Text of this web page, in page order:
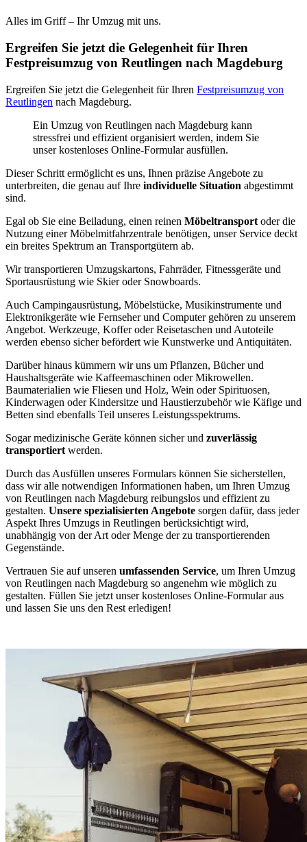
Alles im Griff – Ihr Umzug mit uns.
Ergreifen Sie jetzt die Gelegenheit für Ihren
Festpreisumzug von Reutlingen nach Magdeburg
Ergreifen Sie jetzt die Gelegenheit für Ihren Festpreisumzug von
Reutlingen nach Magdeburg.
Ein Umzug von Reutlingen nach Magdeburg kann
stressfrei und effizient organisiert werden, indem Sie
unser kostenloses Online-Formular ausfüllen.
Dieser Schritt ermöglicht es uns, Ihnen präzise Angebote zu
unterbreiten, die genau auf Ihre individuelle Situation abgestimmt
sind.
Egal ob Sie eine Beiladung, einen reinen Möbeltransport oder die
Nutzung einer Möbelmitfahrzentrale benötigen, unser Service deckt
ein breites Spektrum an Transportgütern ab.
Wir transportieren Umzugskartons, Fahrräder, Fitnessgeräte und
Sportausrüstung wie Skier oder Snowboards.
Auch Campingausrüstung, Möbelstücke, Musikinstrumente und
Elektronikgeräte wie Fernseher und Computer gehören zu unserem
Angebot. Werkzeuge, Koffer oder Reisetaschen und Autoteile
werden ebenso sicher befördert wie Kunstwerke und Antiquitäten.
Darüber hinaus kümmern wir uns um Pflanzen, Bücher und
Haushaltsgeräte wie Kaffeemaschinen oder Mikrowellen.
Baumaterialien wie Fliesen und Holz, Wein oder Spirituosen,
Kinderwagen oder Kindersitze und Haustierzubehör wie Käfige und
Betten sind ebenfalls Teil unseres Leistungsspektrums.
Sogar medizinische Geräte können sicher und zuverlässig
transportiert werden.
Durch das Ausfüllen unseres Formulars können Sie sicherstellen,
dass wir alle notwendigen Informationen haben, um Ihren Umzug
von Reutlingen nach Magdeburg reibungslos und effizient zu
gestalten. Unsere spezialisierten Angebote sorgen dafür, dass jeder
Aspekt Ihres Umzugs in Reutlingen berücksichtigt wird,
unabhängig von der Art oder Menge der zu transportierenden
Gegenstände.
Vertrauen Sie auf unseren umfassenden Service, um Ihren Umzug
von Reutlingen nach Magdeburg so angenehm wie möglich zu
gestalten. Füllen Sie jetzt unser kostenloses Online-Formular aus
und lassen Sie uns den Rest erledigen!